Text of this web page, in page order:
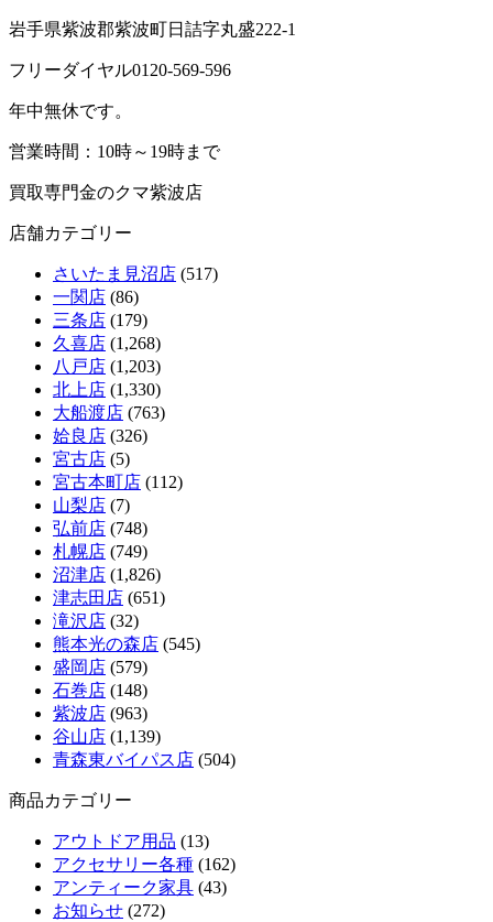
岩手県紫波郡紫波町日詰字丸盛222-1
フリーダイヤル0120-569-596
年中無休です。
営業時間：10時～19時まで
買取専門金のクマ紫波店
店舗カテゴリー
さいたま見沼店 (517)
一関店 (86)
三条店 (179)
久喜店 (1,268)
八戸店 (1,203)
北上店 (1,330)
大船渡店 (763)
姶良店 (326)
宮古店 (5)
宮古本町店 (112)
山梨店 (7)
弘前店 (748)
札幌店 (749)
沼津店 (1,826)
津志田店 (651)
滝沢店 (32)
熊本光の森店 (545)
盛岡店 (579)
石巻店 (148)
紫波店 (963)
谷山店 (1,139)
青森東バイパス店 (504)
商品カテゴリー
アウトドア用品 (13)
アクセサリー各種 (162)
アンティーク家具 (43)
お知らせ (272)